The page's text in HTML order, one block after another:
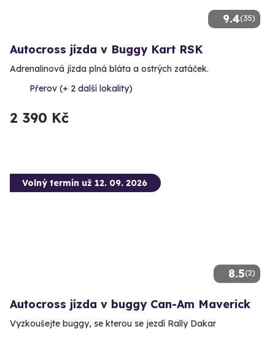
9.4(35)
Autocross jízda v Buggy Kart RSK
Adrenalinová jízda plná bláta a ostrých zatáček.
Přerov (+ 2 další lokality)
2 390 Kč
8.5(2)
Volný termín už 12. 09. 2026
Autocross jízda v buggy Can-Am Maverick
Vyzkoušejte buggy, se kterou se jezdí Rally Dakar